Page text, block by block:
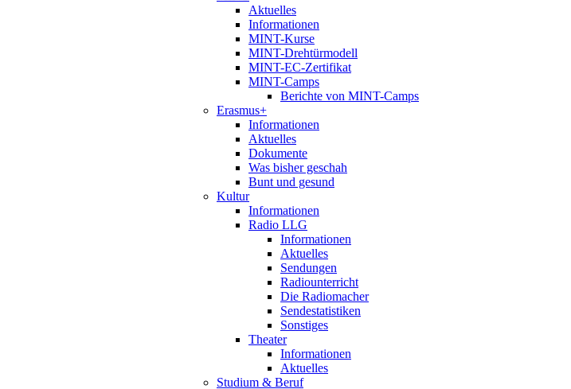
Aktuelles
Informationen
MINT-Kurse
MINT-Drehtürmodell
MINT-EC-Zertifikat
MINT-Camps
Berichte von MINT-Camps
Erasmus+
Informationen
Aktuelles
Dokumente
Was bisher geschah
Bunt und gesund
Kultur
Informationen
Radio LLG
Informationen
Aktuelles
Sendungen
Radiounterricht
Die Radiomacher
Sendestatistiken
Sonstiges
Theater
Informationen
Aktuelles
Studium & Beruf